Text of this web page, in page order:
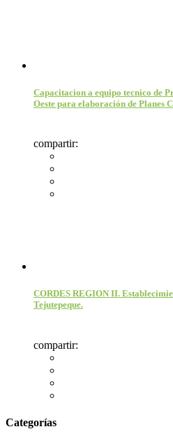
Capacitacion a equipo tecnico de
Oeste para elaboración de Planes
compartir:
CORDES REGION II.
Tejutepeque.
compartir:
Categorías